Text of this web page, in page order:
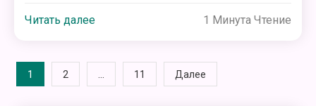
Читать далее 1 Минута Чтение
Пагинация
1 2 … 11 Далее